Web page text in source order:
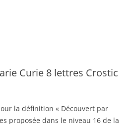
Curie 8 lettres Crostic
la définition « Découvert par
proposée dans le niveau 16 de la